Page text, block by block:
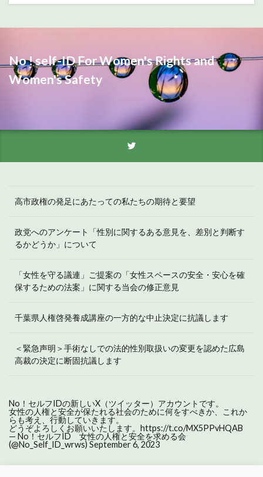
No ! self-ID For Women's Rights and
Women's Safety
高市政権の発足にあたっての私たちの期待と要望
政党へのアンケート「性別に関するある意見を、差別と判断す
るかどうか」について
「女性を守る議連」ご提案の「女性スペースの安全・安心を確
保するための法案」に関する当会の修正意見
千葉県人権啓発養成講座の一方的な中止決定に抗議します
＜緊急声明＞手術なしでの法的性別取扱いの変更を認めた広島
高裁の決定に断固抗議します
No！セルフIDの新しいX（ツイッター）アカウントです。
女性の人権と安全が保たれる社会のために何をすべきか、これか
らも考え、行動していきます。
どうぞよろしくお願いいたします。 https://t.co/MX5PPvHQAB
— No！セルフID 女性の人権と安全を求める会
(@No_Self_ID_wrws) September 6, 2023